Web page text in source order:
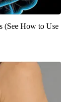
(See How to Use